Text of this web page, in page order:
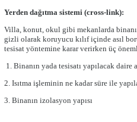
Yerden dağıtma sistemi (cross-link):
Villa, konut, okul gibi mekanlarda
gizli olarak koruyucu kılıf içinde asıl
tesisat yöntemine karar verirken üç
1. Binanın yada tesisatı yapılacak daire
2. Isıtma işleminin ne kadar süre ile
3. Binanın izolasyon yapısı